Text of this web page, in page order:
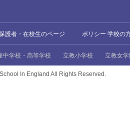
護者・在校生のページ ポリシー 学校の
中学校・高等学校 立教小学校 立教女
In England All Rights Reserved.